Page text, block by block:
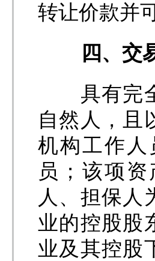
转让价款并
四、 交
具有完全
自然人，且
机构工作
员；该项
人、担保人
业的控股股
业及其控股